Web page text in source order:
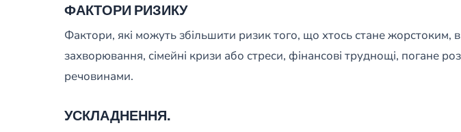
ФАКТОРИ РИЗИКУ
Фактори, які можуть збільшити ризик того, що хтось стане жорстоким,
захворювання, сімейні кризи або стреси, фінансові труднощі, погане
речовинами.
УСКЛАДНЕННЯ.